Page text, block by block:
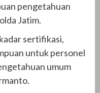
pengetahuan
Jatim.
sertifikasi,
untuk personel
umum